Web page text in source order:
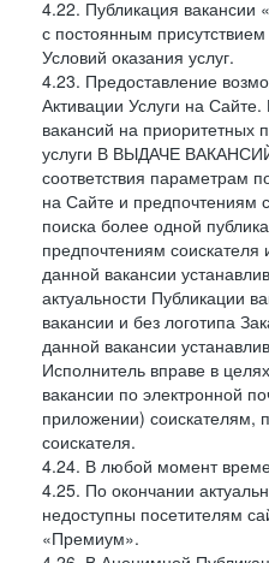
4.22. Публикация вакансии
с постоянным
Условий оказания услуг.
4.23. Предоставление
Активации Услуги на
вакансий на приоритетных
услуги В ВЫДАЧЕ ВАКАНСИЙ
соответствия параметрам
на Сайте и предпочтениям
поиска более одной
предпочтениям
данной вакансии
актуальности Публикации
вакансии и без логотипа
данной вакансии
Исполнитель вправе в
вакансии по электронной
приложении) соискателям,
соискателя.
4.24. В любой момент
4.25. По окончании
недоступны посетителям
«Премиум».